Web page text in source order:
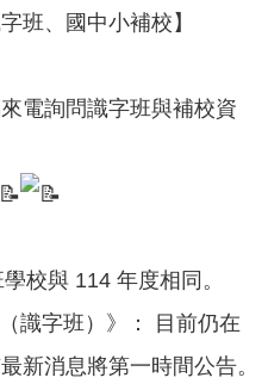
班、國中小補校】
電詢問識字班與補校資
校與 114 年度相同。
識字班）》： 目前仍在
新消息將第一時間公告。